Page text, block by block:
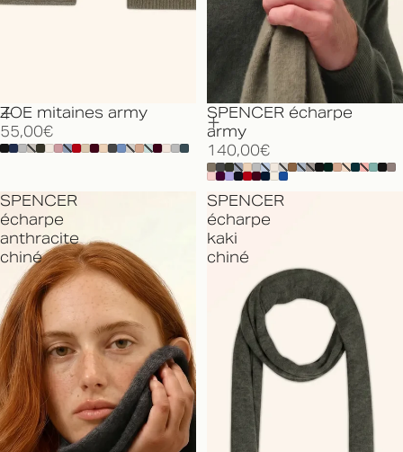
ZOE mitaines army
55,00€
SPENCER écharpe
army
140,00€
SPENCER
écharpe
anthracite
chiné
SPENCER
écharpe
kaki
chiné